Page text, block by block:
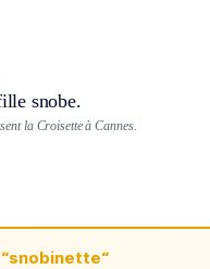
snobe.
la Croisette à Cannes.
“snobinette“